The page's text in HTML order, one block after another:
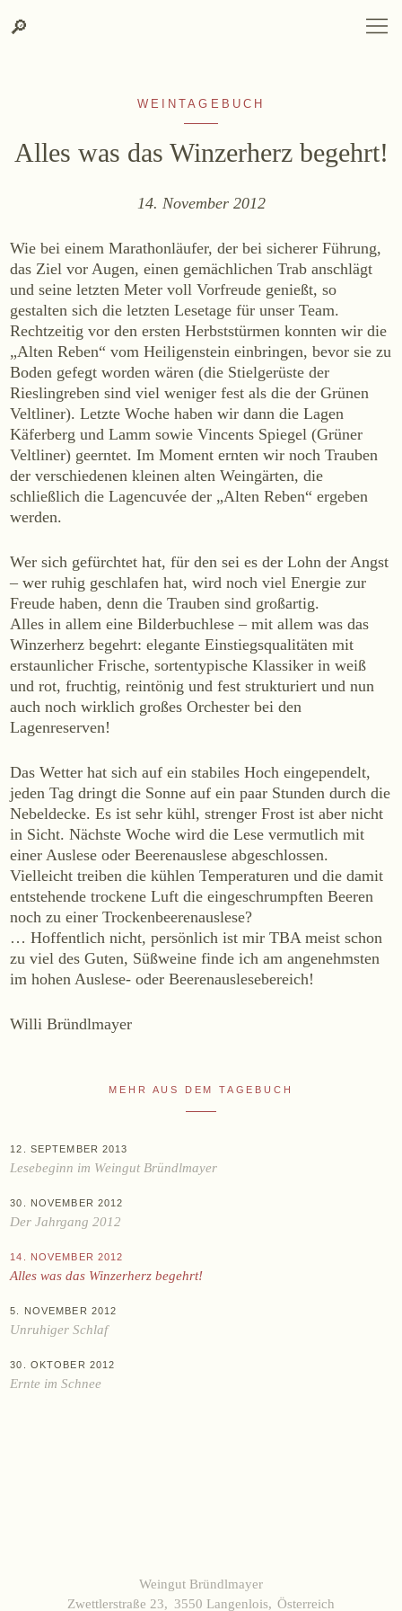
Inhalt
Kontakt-
🔎
Weingut
Lage, Herkunft & Klima
Weingarten
Weinkeller
Heurigenhof
WEINE
Sekt
Weißwein
Rosé
Süßwein
ALKOHOLFREI
Fizz Blanc
Fizz Rosé
Grapester Yuzu
Grapester Granatapfel
KAUFEN
Online-Shop
Ab Hof
Bezugsquellen
ÜBER UNS
Aktuelles
Presse
Kontakt
Zwettlerstraße 23 3550 Langenlois
WEINTAGEBUCH
Alles was das Winzerherz begehrt!
14. November 2012
Wie bei einem Marathonläufer, der bei sicherer Führung,
das Ziel vor Augen, einen gemächlichen Trab anschlägt
und seine letzten Meter voll Vorfreude genießt, so
gestalten sich die letzten Lesetage für unser Team.
Rechtzeitig vor den ersten Herbststürmen konnten wir die
„Alten Reben“ vom Heiligenstein einbringen, bevor sie zu
Boden gefegt worden wären (die Stielgerüste der
Rieslingreben sind viel weniger fest als die der Grünen
Veltliner). Letzte Woche haben wir dann die Lagen
Käferberg und Lamm sowie Vincents Spiegel (Grüner
Veltliner) geerntet. Im Moment ernten wir noch Trauben
der verschiedenen kleinen alten Weingärten, die
schließlich die Lagencuvée der „Alten Reben“ ergeben
werden.
Wer sich gefürchtet hat, für den sei es der Lohn der Angst
– wer ruhig geschlafen hat, wird noch viel Energie zur
Freude haben, denn die Trauben sind großartig.
Alles in allem eine Bilderbuchlese – mit allem was das
Winzerherz begehrt: elegante Einstiegsqualitäten mit
erstaunlicher Frische, sortentypische Klassiker in weiß
und rot, fruchtig, reintönig und fest strukturiert und nun
auch noch wirklich großes Orchester bei den
Lagenreserven!
Das Wetter hat sich auf ein stabiles Hoch eingependelt,
jeden Tag dringt die Sonne auf ein paar Stunden durch die
Nebeldecke. Es ist sehr kühl, strenger Frost ist aber nicht
in Sicht. Nächste Woche wird die Lese vermutlich mit
einer Auslese oder Beerenauslese abgeschlossen.
Vielleicht treiben die kühlen Temperaturen und die damit
entstehende trockene Luft die eingeschrumpften Beeren
noch zu einer Trockenbeerenauslese?
… Hoffentlich nicht, persönlich ist mir TBA meist schon
zu viel des Guten, Süßweine finde ich am angenehmsten
im hohen Auslese- oder Beerenauslesebereich!
Willi Bründlmayer
MEHR AUS DEM TAGEBUCH
12. SEPTEMBER 2013
Lesebeginn im Weingut Bründlmayer
30. NOVEMBER 2012
Der Jahrgang 2012
14. NOVEMBER 2012
Alles was das Winzerherz begehrt!
5. NOVEMBER 2012
Unruhiger Schlaf
30. OKTOBER 2012
Ernte im Schnee
Weingut Bründlmayer
Zwettlerstraße 23
3550 Langenlois Österreich